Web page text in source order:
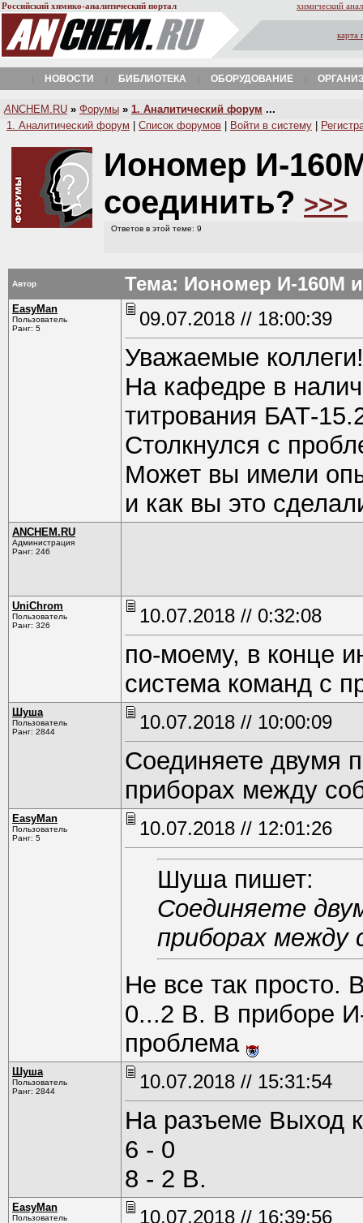
Российский химико-аналитический портал химический
карта
НОВОСТИ БИБЛИОТЕКА ОБОРУДОВАНИЕ
A NCHEM.RU » Форумы » 1. Аналитический форум ...
1. Аналитический форум
Список форумов Войти в систему
Иономер И-
соединить? >>>
Ответов в этой теме: 9
Автор Тема: Иономер И-160М
EasyMan
Пользователь
Ранг: 5
09.07.2018 // 18:00:39
Уважаемые коллеги!
На кафедре в
титрования БАТ-
Столкнулся с
Может вы имели
и как вы это
ANCHEM.RU
Администрация
Ранг: 246
UniChrom
Пользователь
Ранг: 326
10.07.2018 // 0:32:08
по-моему, в конце
система команд с
Шуша
Пользователь
Ранг: 2844
10.07.2018 // 10:00:09
Соединяете двумя
приборах между
EasyMan
Пользователь
Ранг: 5
10.07.2018 // 12:01:26
Шуша пишет:
Соединяете
приборах между
Не все так просто.
0...2 В. В приборе
проблема
Шуша
Пользователь
Ранг: 2844
10.07.2018 // 15:31:54
На разъеме Выход
6 - 0
8 - 2 В.
EasyMan
Пользователь
10.07.2018 // 16:39:56